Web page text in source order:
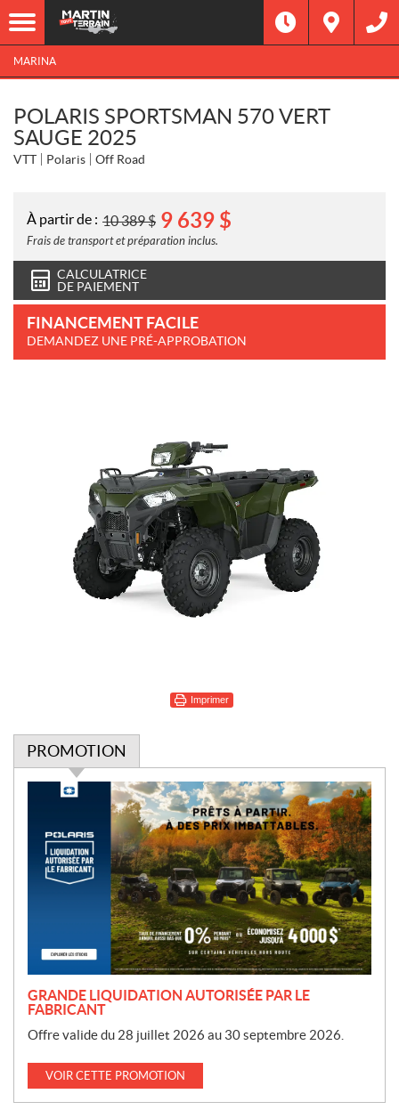
MARINA
POLARIS SPORTSMAN 570 VERT
SAUGE 2025
VTT Polaris Off Road
À partir de : 10 389$ 9 639 $
Frais de transport et préparation inclus.
CALCULATRICE
DE PAIEMENT
FINANCEMENT FACILE
DEMANDEZ UNE PRÉ-APPROBATION
Imprimer
PROMOTION
GRANDE LIQUIDATION AUTORISÉE PAR LE
FABRICANT
Offre valide du 28 juillet 2026 au 30 septembre 2026.
VOIR CETTE PROMOTION